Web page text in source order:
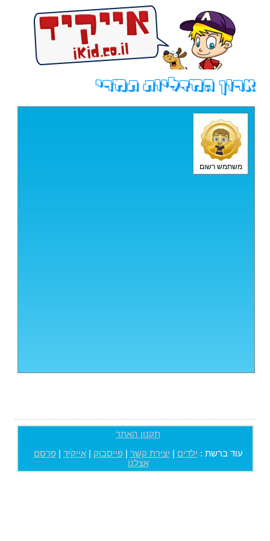
ארון המדליות תמרי
משתמש רשום
תקנון האתר
עוד ברשת : ילדים יצירת קשר |פייסבוק |אייקיד |פרסם
אצלנו